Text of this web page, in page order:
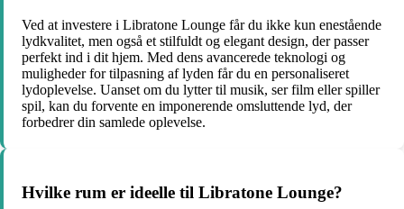
Ved at investere i Libratone Lounge får du ikke kun enestående
lydkvalitet, men også et stilfuldt og elegant design, der passer
perfekt ind i dit hjem. Med dens avancerede teknologi og
muligheder for tilpasning af lyden får du en personaliseret
lydoplevelse. Uanset om du lytter til musik, ser film eller spiller
spil, kan du forvente en imponerende omsluttende lyd, der
forbedrer din samlede oplevelse.
Hvilke rum er ideelle til Libratone Lounge?